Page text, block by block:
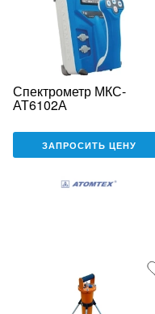
Спектрометр МКС-
АТ6102А
ЗАПРОСИТЬ ЦЕНУ